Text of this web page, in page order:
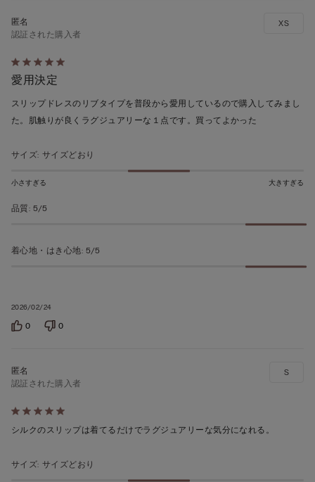
5
段
階
の
ち
の
2026/02/24
認証された購入者
愛用決定
スリップドレスのリブタイプを普段から愛用しているので購入してみまし
た。肌触りが良くラグジュアリーな１点です。買ってよかった
XS
サイズ: サイズどおり
小さすぎる 大きすぎる
品質: 5/5
着心地・はき心地: 5/5
0 0
5
段
の
認証された購入者
シルクのスリップは着てるだけでラグジュアリーな気分になれる。
S
サイズ: サイズどおり